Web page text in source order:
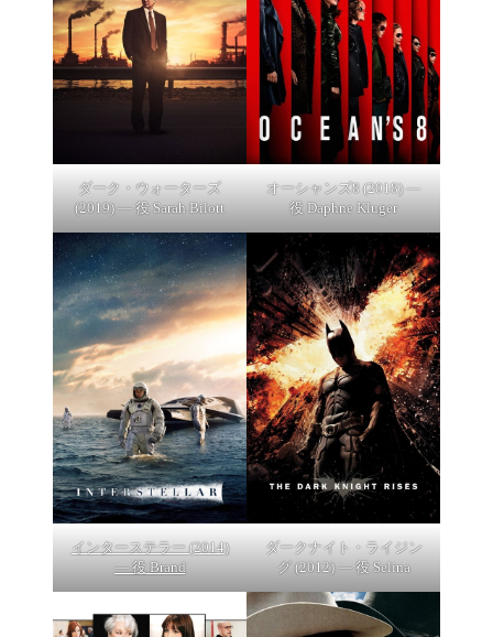
ダーク・ウォーターズ
(2019) — 役 Sarah Bilott
オーシャンズ8 (2018) —
役 Daphne Kluger
インターステラー (2014)
— 役 Brand
ダークナイト・ライジン
グ (2012) — 役 Selina